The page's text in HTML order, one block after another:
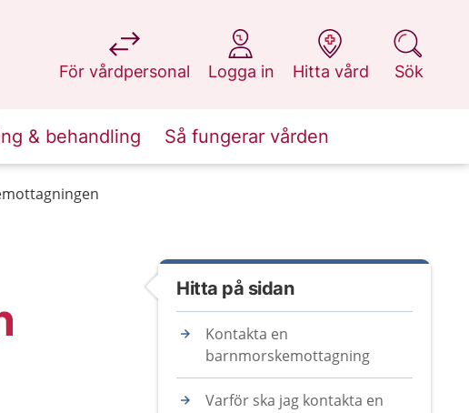
För vårdpersonal
på 1177.se
Logga in
på 1177.se
Hitta vård
på 1177.se
Sök
på 1177.se
& behandling Så fungerar vården
Hitta på sidan
Kontakta en
barnmorskemottagning
Varför ska jag kontakta en